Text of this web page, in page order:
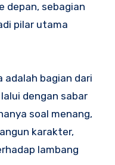
depan, sebagian
pilar utama
adalah bagian dari
dengan sabar
soal menang,
karakter,
lambang